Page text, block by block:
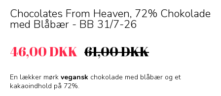
Chocolates From Heaven, 72% Chokolade
med Blåbær - BB 31/7-26
46,00 DKK 61,00 DKK
En lækker mørk vegansk chokolade med blåbær og et
kakaoindhold på 72%.